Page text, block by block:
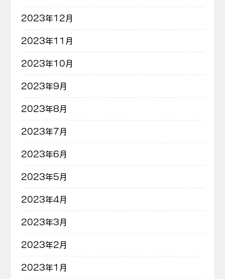
2023年12月
2023年11月
2023年10月
2023年9月
2023年8月
2023年7月
2023年6月
2023年5月
2023年4月
2023年3月
2023年2月
2023年1月